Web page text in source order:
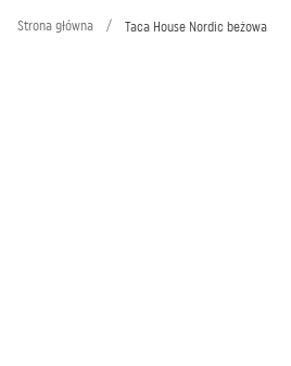
Strona główna / Taca House Nordic beżowa